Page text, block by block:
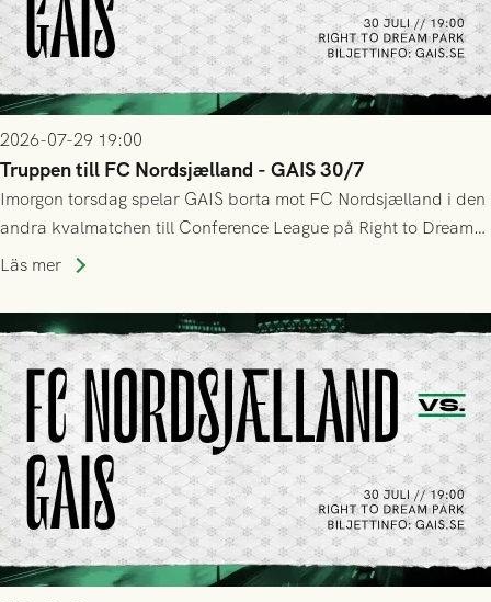
2026-07-29 19:00
Truppen till FC Nordsjælland - GAIS 30/7
Imorgon torsdag spelar GAIS borta mot FC Nordsjælland i den
andra kvalmatchen till Conference League på Right to Dream
Park! Fredrik Holmberg och ledarstaben har tagit ut följande
Läs mer